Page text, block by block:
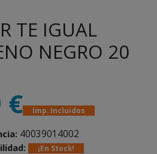
TE IGUAL
NEGRO 20
€ Imp. Incluidos
40039014002
¡En Stock!